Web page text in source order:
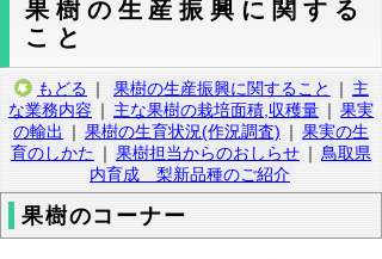
果樹の生産振興に関する
こと
もどる ｜ 果樹の生産振興に関すること ｜ 主
な業務内容 ｜ 主な果樹の栽培面積,収穫量 ｜ 果実
の輸出
｜ 果樹の生育状況(作況調査) ｜ 果実の生
育のしかた ｜ 果樹担当からのおしらせ ｜ 鳥取県
内育成 梨新品種のご紹介
果樹のコーナー